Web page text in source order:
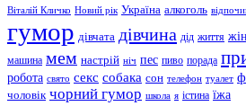
Віталій Кличко Новий рік Україна алкоголь
гумор дівчата дівчина дід життя
машина мем настрій ніч пес пиво порада
робота свято секс собака сон телефон туалет
чоловік чорний гумор школа я істина їжа